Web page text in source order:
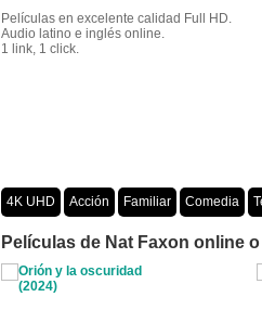
Películas en excelente calidad Full HD.
Audio latino e inglés online.
1 link, 1 click.
4K UHD Acción Familiar Comedia
Crimen
Películas de Nat Faxon online